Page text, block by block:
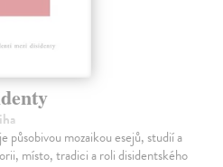
působivou mozaikou esejů, studií a
místo, tradici a roli disidentského